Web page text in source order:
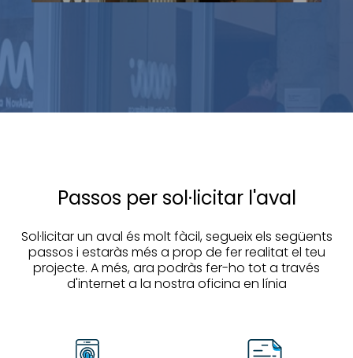
Passos per sol·licitar l'aval
Sol·licitar un aval és molt fàcil, segueix els següents
passos i estaràs més a prop de fer realitat el teu
projecte. A més, ara podràs fer-ho tot a través
d'internet a la nostra oficina en línia